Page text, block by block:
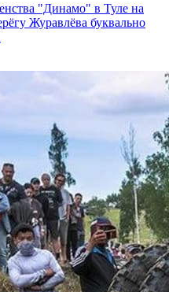
"Динамо" в Туле на
Журавлёва буквально